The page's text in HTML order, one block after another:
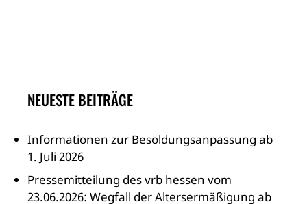
NEUESTE BEITRÄGE
Informationen zur Besoldungsanpassung ab
1. Juli 2026
Pressemitteilung des vrb hessen vom
23.06.2026: Wegfall der Altersermäßigung ab